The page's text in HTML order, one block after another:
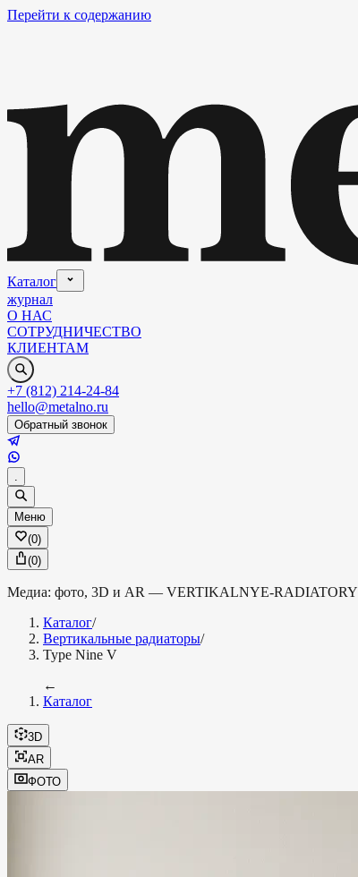
Перейти к содержанию
Каталог
журнал
О НАС
СОТРУДНИЧЕСТВО
КЛИЕНТАМ
+7 (812) 214-24-84
hello@metalno.ru
Обратный звонок
.
Меню
(0)
(0)
Медиа: фото, 3D и AR — VERTIKALNYE-RADIATORY
Каталог/
Вертикальные радиаторы/
Type Nine V
←
Каталог
3D
AR
ФОТО